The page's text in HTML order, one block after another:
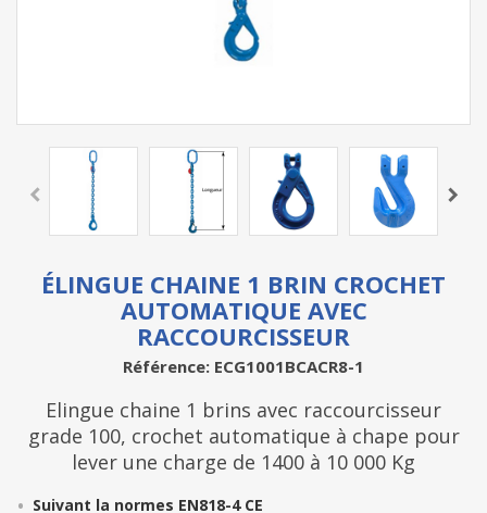
ÉLINGUE CHAINE 1 BRIN CROCHET
AUTOMATIQUE AVEC
RACCOURCISSEUR
Référence: ECG1001BCACR8-1
Elingue chaine 1 brins avec raccourcisseur
grade 100, crochet automatique à chape pour
lever une charge de 1400 à 10 000 Kg
Suivant la normes EN818-4 CE